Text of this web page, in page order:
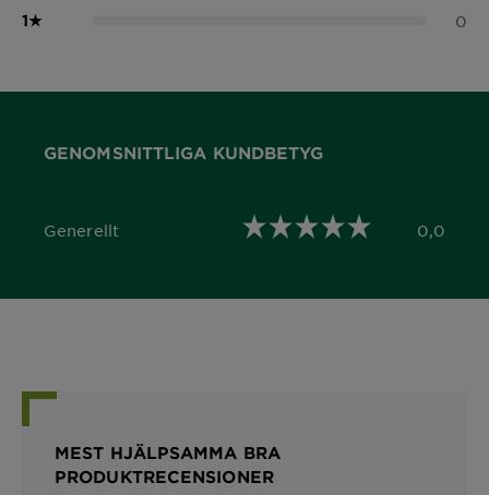
1★ 0
GENOMSNITTLIGA KUNDBETYG
Generellt
0,0 out of 5 stars 0,0
MEST HJÄLPSAMMA BRA
PRODUKTRECENSIONER